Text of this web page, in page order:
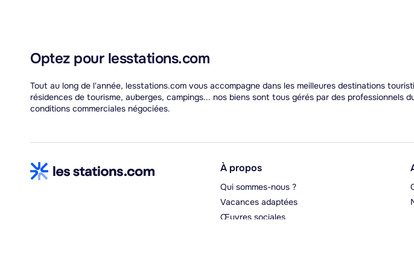
Optez pour lesstations.com
Tout au long de l'année, lesstations.com vous accompagne dans les meilleures destinations
résidences de tourisme, auberges, campings... nos biens sont tous gérés par des
conditions commerciales négociées.
À propos
Qui sommes-nous ?
Vacances adaptées
Œuvres sociales